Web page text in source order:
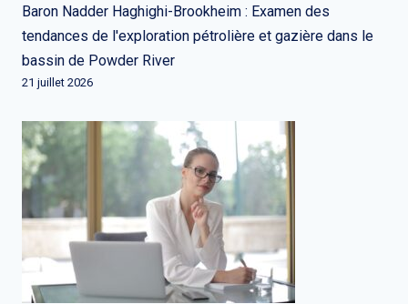
Baron Nadder Haghighi-Brookheim : Examen des
tendances de l'exploration pétrolière et gazière dans le
bassin de Powder River
21 juillet 2026